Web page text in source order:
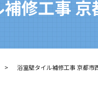
修工事
浴室壁タイル補修工事 京都市